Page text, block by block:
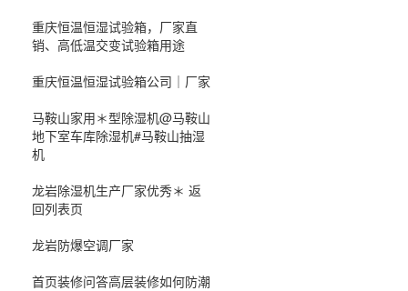
重庆恒温恒湿试验箱，厂家直
销、高低温交变试验箱用途
重庆恒温恒湿试验箱公司｜厂家
马鞍山家用＊型除湿机@马鞍山
地下室车库除湿机#马鞍山抽湿
机
龙岩除湿机生产厂家优秀＊ 返
回列表页
龙岩防爆空调厂家
首页装修问答高层装修如何防潮